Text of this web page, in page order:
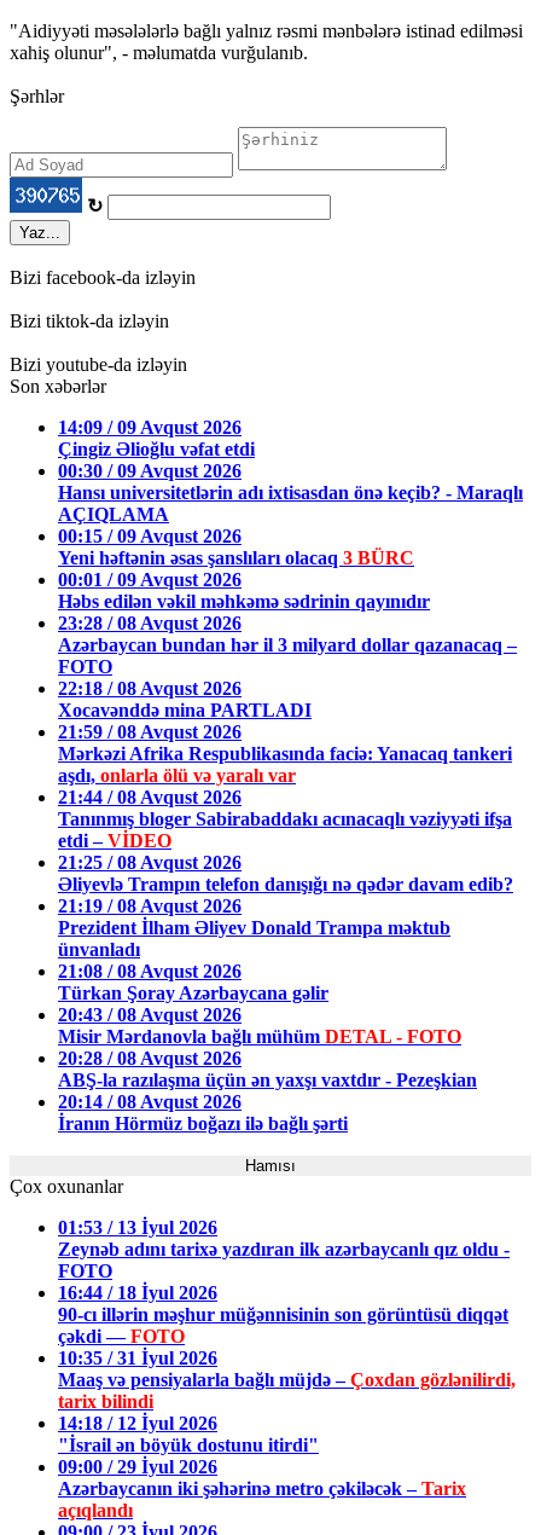
"Aidiyyəti məsələlərlə bağlı yalnız rəsmi mənbələrə istinad edilməsi
xahiş olunur", - məlumatda vurğulanıb.
Şərhlər
↻
Yaz...
Bizi facebook-da izləyin
Bizi tiktok-da izləyin
Bizi youtube-da izləyin
Son xəbərlər
14:09 / 09 Avqust 2026
Çingiz Əlioğlu vəfat etdi
00:30 / 09 Avqust 2026
Hansı universitetlərin adı ixtisasdan önə keçib? - Maraqlı
AÇIQLAMA
00:15 / 09 Avqust 2026
Yeni həftənin əsas şanslıları olacaq 3 BÜRC
00:01 / 09 Avqust 2026
Həbs edilən vəkil məhkəmə sədrinin qayınıdır
23:28 / 08 Avqust 2026
Azərbaycan bundan hər il 3 milyard dollar qazanacaq –
FOTO
22:18 / 08 Avqust 2026
Xocavənddə mina PARTLADI
21:59 / 08 Avqust 2026
Mərkəzi Afrika Respublikasında faciə: Yanacaq tankeri
aşdı, onlarla ölü və yaralı var
21:44 / 08 Avqust 2026
Tanınmış bloger Sabirabaddakı acınacaqlı vəziyyəti ifşa
etdi –VİDEO
21:25 / 08 Avqust 2026
Əliyevlə Trampın telefon danışığı nə qədər davam edib?
21:19 / 08 Avqust 2026
Prezident İlham Əliyev Donald Trampa məktub
ünvanladı
21:08 / 08 Avqust 2026
Türkan Şoray Azərbaycana gəlir
20:43 / 08 Avqust 2026
Misir Mərdanovla bağlı mühüm DETAL - FOTO
20:28 / 08 Avqust 2026
ABŞ-la razılaşma üçün ən yaxşı vaxtdır - Pezeşkian
20:14 / 08 Avqust 2026
İranın Hörmüz boğazı ilə bağlı şərti
Hamısı
Çox oxunanlar
01:53 / 13 İyul 2026
Zeynəb adını tarixə yazdıran ilk azərbaycanlı qız oldu -
FOTO
16:44 / 18 İyul 2026
90-cı illərin məşhur müğənnisinin son görüntüsü diqqət
çəkdi —FOTO
10:35 / 31 İyul 2026
Maaş və pensiyalarla bağlı müjdə –Çoxdan gözlənilirdi,
tarix bilindi
14:18 / 12 İyul 2026
"İsrail ən böyük dostunu itirdi"
09:00 / 29 İyul 2026
Azərbaycanın iki şəhərinə metro çəkiləcək –Tarix
açıqlandı